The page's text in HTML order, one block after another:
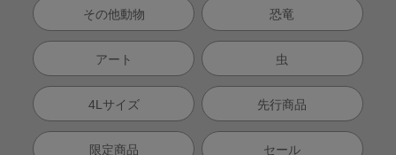
その他動物 恐竜
アート 虫
4Lサイズ 先行商品
限定商品 セール